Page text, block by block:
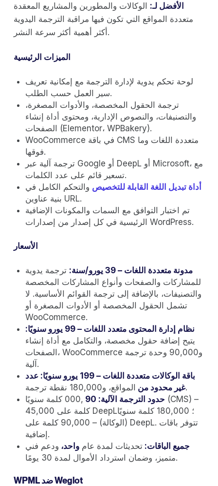
الأفضل لـ: الوكالات والمطورين والمشاريع المعقدة
متعددة المواقع التي تكون فيها مراقبة الترجمة اليدوية
أكثر أهمية أكثر سرعة النشر.
الميزات الرئيسية
لوحة تحكم يدوية لإدارة الترجمة مع إمكانية تعريف
سير العمل حسب الطلب.
ترجمة الحقول المخصصة، والأدوات المصغرة،
والتصنيفات، والنصوص الإدارية، ومحتوى أداة إنشاء
الصفحات (Elementor، WPBakery).
WooCommerce في باقة CMS متعددة اللغات وما
فوقها.
ترجمة آلية عبر Google أو DeepL أو Microsoft، مع
تسعير قائم على عدد الكلمات.
أداة تبديل اللغة القابلة للتخصيص والتحكم الكامل في
بنية عناوين URL.
تم اختبار التوافق مع السمات والمكونات الإضافية
الرئيسية في كل إصدار من إصدارات WordPress.
الأسعار
مدونة متعددة اللغات – 39 يورو/سنة:
ترجمة يدوية
للمشاركات والصفحات وأنواع المشاركات المخصصة
والتصنيفات، بالإضافة إلى ترجمة القوائم الأساسية. لا
تشمل الحقول المخصصة أو الأدوات المصغرة أو
WooCommerce.
نظام إدارة المحتوى متعدد اللغات – 99 يورو سنويًا:
يتيح إضافة حقول مخصصة، والتكامل مع أداة إنشاء
الصفحات، WooCommerce و90,000 وحدة ترجمة
آلية.
باقة الوكالات متعددة اللغات – 199 يورو سنويًا: عدد
غير محدود منالمواقع، و180,000 نقطة ترجمة.
حدود الترجمة الآلية: 90
,000 كلمة سنويًا (CMS) –
45,000 كلمة على DeepL؛ 180,000 كلمة سنويًا
(الوكالة) – 90,000 كلمة على DeepL. تتوفر باقات
إضافية.
جميع الباقات: تحديثات لمدة عام واحد، ودعم فني
متميز، وضمان استرداد الأموال لمدة 30 يومًا.
WPML ضد Weglot